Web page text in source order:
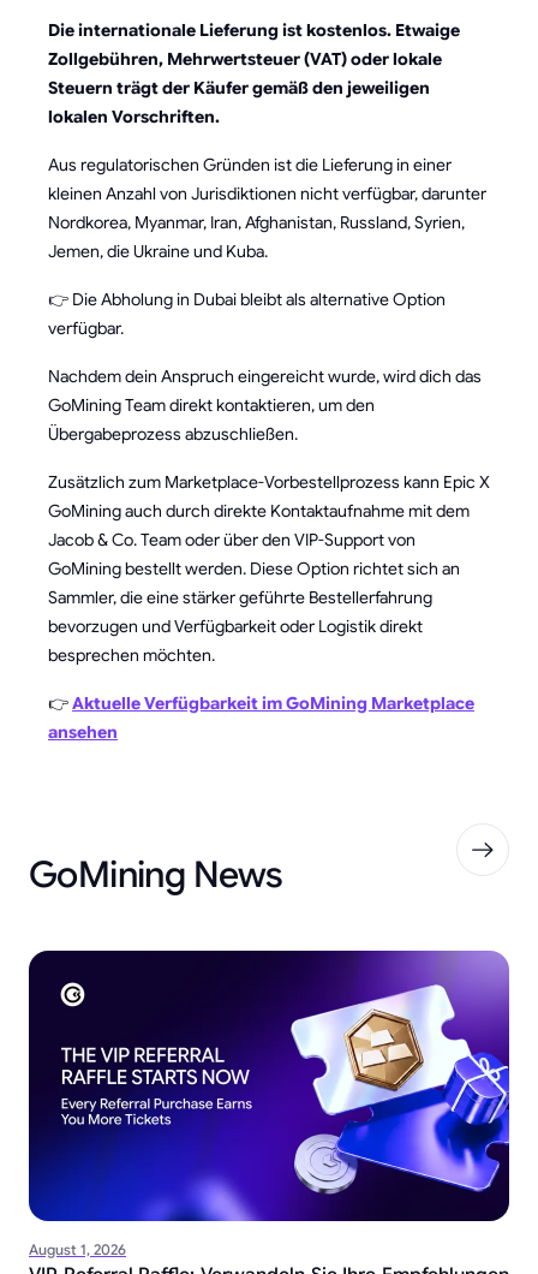
Die internationale Lieferung ist kostenlos. Etwaige
Zollgebühren, Mehrwertsteuer (VAT) oder lokale
Steuern trägt der Käufer gemäß den jeweiligen
lokalen Vorschriften.
Aus regulatorischen Gründen ist die Lieferung in einer
kleinen Anzahl von Jurisdiktionen nicht verfügbar, darunter
Nordkorea, Myanmar, Iran, Afghanistan, Russland, Syrien,
Jemen, die Ukraine und Kuba.
👉 Die Abholung in Dubai bleibt als alternative Option
verfügbar.
Nachdem dein Anspruch eingereicht wurde, wird dich das
GoMining Team direkt kontaktieren, um den
Übergabeprozess abzuschließen.
Zusätzlich zum Marketplace-Vorbestellprozess kann Epic X
GoMining auch durch direkte Kontaktaufnahme mit dem
Jacob & Co. Team oder über den VIP-Support von
GoMining bestellt werden. Diese Option richtet sich an
Sammler, die eine stärker geführte Bestellerfahrung
bevorzugen und Verfügbarkeit oder Logistik direkt
besprechen möchten.
👉Aktuelle Verfügbarkeit im GoMining Marketplace
ansehen
GoMining News
August 1, 2026